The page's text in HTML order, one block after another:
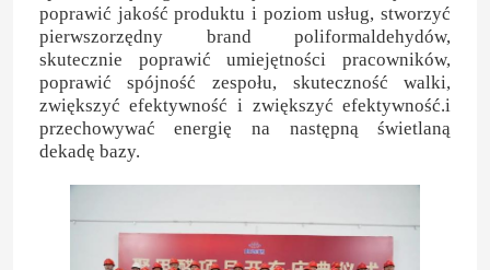
poprawić jakość produktu i poziom usług, stworzyć
pierwszorzędny brand poliformaldehydów,
skutecznie poprawić umiejętności pracowników,
poprawić spójność zespołu, skuteczność walki,
zwiększyć efektywność i zwiększyć efektywność.i
przechowywać energię na następną świetlaną
dekadę bazy.